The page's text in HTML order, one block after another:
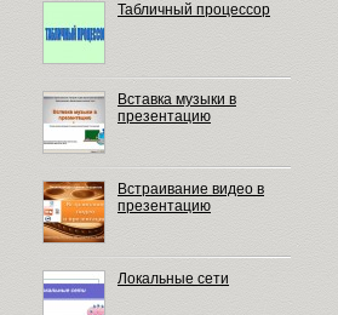
Табличный процессор
Вставка музыки в
презентацию
Встраивание видео в
презентацию
Локальные сети